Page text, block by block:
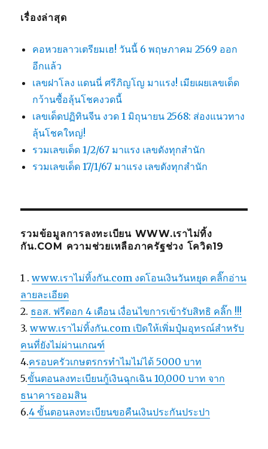
เรื่องล่าสุด
คอหวยลาวเตรียมเฮ! วันนี้ 6 พฤษภาคม 2569 ออก
อีกแล้ว
เลขฝาโลง แดนนี่ ศรีภิญโญ มาแรง! เมียเผยเลขเด็ด
กว้านซื้อลุ้นโชคงวดนี้
เลขเด็ดปฏิทินจีน งวด 1 มิถุนายน 2568: ส่องแนวทาง
ลุ้นโชคใหญ่!
รวมเลขเด็ด 1/2/67 มาแรง เลขดังทุกสำนัก
รวมเลขเด็ด 17/1/67 มาแรง เลขดังทุกสำนัก
รวมข้อมูลการลงทะเบียน WWW.เราไม่ทิ้ง
กัน.COM ความช่วยเหลือภาครัฐช่วง โควิด19
1 .www.เราไม่ทิ้งกัน.com งดโอนเงินวันหยุด คลิ๊กอ่าน
ลายละเอียด
2. ธอส. ฟรีดอก 4 เดือน เงื่อนไขการเข้ารับสิทธิ คลิ๊ก !!!
3.www.เราไม่ทิ้งกัน.com เปิดให้เพิ่มปุ๋มอุทรณ์สำหรับ
คนที่ยังไม่ผ่านเกณฑ์
4.ครอบครัวเกษตรกรทำไมไม่ได้ 5000 บาท
5.ขั้นตอนลงทะเบียนกู้เงินฉุกเฉิน 10,000 บาท จาก
ธนาคารออมสิน
6.4 ขั้นตอนลงทะเบียนขอคืนเงินประกันประปา